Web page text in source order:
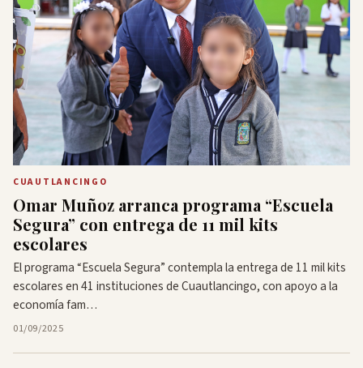
CUAUTLANCINGO
Omar Muñoz arranca programa “Escuela
Segura” con entrega de 11 mil kits
escolares
El programa “Escuela Segura” contempla la entrega de 11 mil kits
escolares en 41 instituciones de Cuautlancingo, con apoyo a la
economía fam…
01/09/2025